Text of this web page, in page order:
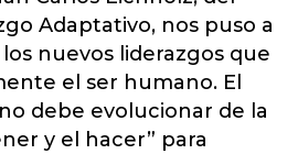
Adaptativo, nos puso a
nuevos liderazgos que
el ser humano. El
debe evolucionar de la
y el hacer” para